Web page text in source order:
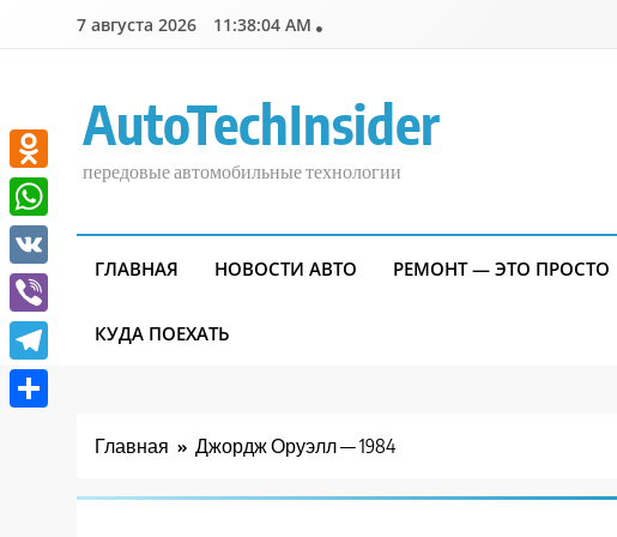
7 августа 2026 11:38:05 AM
AutoTechInsider
передовые автомобильные технологии
ГЛАВНАЯ НОВОСТИ АВТО РЕМОНТ — ЭТО ПРОСТО
КУДА ПОЕХАТЬ
Главная Джордж Оруэлл — 1984
Odnoklassniki
WhatsApp
VK
Viber
Telegram